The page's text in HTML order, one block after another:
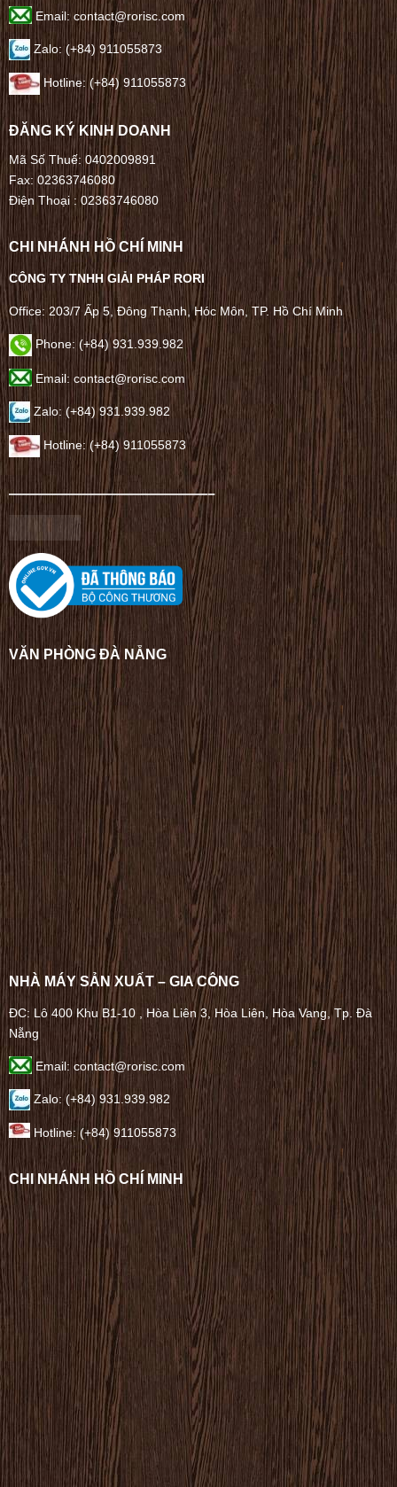
Email: contact@rorisc.com
Zalo: (+84) 911055873
Hotline: (+84) 911055873
ĐĂNG KÝ KINH DOANH
Mã Số Thuế: 0402009891
Fax: 02363746080
Điện Thoại :02363746080
CHI NHÁNH HỒ CHÍ MINH
CÔNG TY TNHH GIẢI PHÁP RORI
Office: 203/7 Ấp 5, Đông Thạnh, Hóc Môn, TP. Hồ Chí Minh
Phone: (+84) 931.939.982
Email: contact@rorisc.com
Zalo: (+84) 931.939.982
Hotline: (+84) 911055873
——————————————–
VĂN PHÒNG ĐÀ NẴNG
NHÀ MÁY SẢN XUẤT – GIA CÔNG
ĐC: Lô 400 Khu B1-10 , Hòa Liên 3, Hòa Liên, Hòa Vang, Tp. Đà
Nẵng
Email: contact@rorisc.com
Zalo: (+84) 931.939.982
Hotline: (+84) 911055873
CHI NHÁNH HỒ CHÍ MINH